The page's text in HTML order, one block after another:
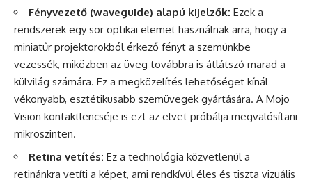
Fényvezető (waveguide) alapú kijelzők: Ezek a
rendszerek egy sor optikai elemet használnak arra, hogy a
miniatűr projektorokból érkező fényt a szemünkbe
vezessék, miközben az üveg továbbra is átlátszó marad a
külvilág számára. Ez a megközelítés lehetőséget kínál
vékonyabb, esztétikusabb szemüvegek gyártására. A Mojo
Vision kontaktlencséje is ezt az elvet próbálja megvalósítani
mikroszinten.
Retina vetítés: Ez a technológia közvetlenül a
retinánkra vetíti a képet, ami rendkívül éles és tiszta vizuális